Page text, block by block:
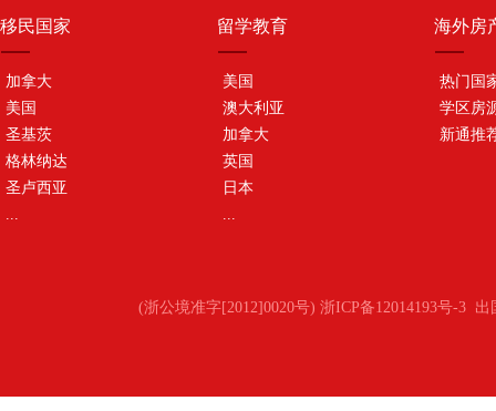
移民国家
加拿大
美国
圣基茨
格林纳达
圣卢西亚
...
留学教育
美国
澳大利亚
加拿大
英国
日本
...
海外房
热门国
学区房
新通推
(浙公境准字[2012]0020号) 浙ICP备12014193号-3 出